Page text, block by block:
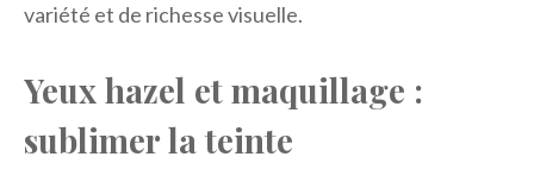
variété et de richesse visuelle.
Yeux hazel et maquillage :
sublimer la teinte